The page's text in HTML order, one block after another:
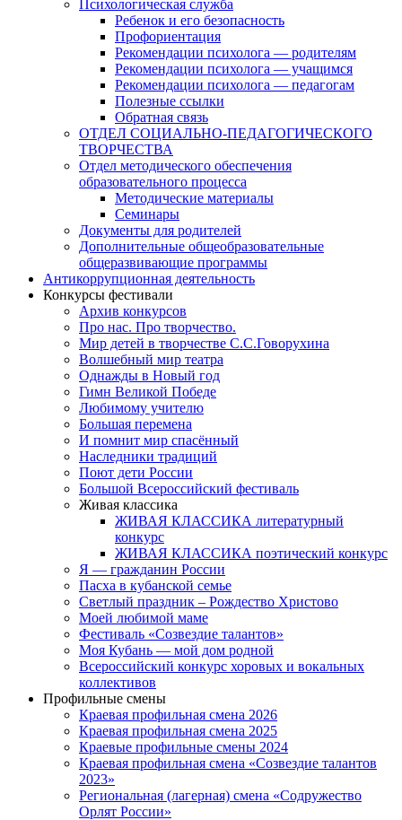
Психологическая служба
Ребенок и его безопасность
Профориентация
Рекомендации психолога — родителям
Рекомендации психолога — учащимся
Рекомендации психолога — педагогам
Полезные ссылки
Обратная связь
ОТДЕЛ СОЦИАЛЬНО-ПЕДАГОГИЧЕСКОГО
ТВОРЧЕСТВА
Отдел методического обеспечения
образовательного процесса
Методические материалы
Семинары
Документы для родителей
Дополнительные общеобразовательные
общеразвивающие программы
Антикоррупционная деятельность
Конкурсы фестивали
Архив конкурсов
Про нас. Про творчество.
Мир детей в творчестве С.С.Говорухина
Волшебный мир театра
Однажды в Новый год
Гимн Великой Победе
Любимому учителю
Большая перемена
И помнит мир спасённый
Наследники традиций
Поют дети России
Большой Всероссийский фестиваль
Живая классика
ЖИВАЯ КЛАССИКА литературный
конкурс
ЖИВАЯ КЛАССИКА поэтический конкурс
Я — гражданин России
Пасха в кубанской семье
Светлый праздник – Рождество Христово
Моей любимой маме
Фестиваль «Созвездие талантов»
Моя Кубань — мой дом родной
Всероссийский конкурс хоровых и вокальных
коллективов
Профильные смены
Краевая профильная смена 2026
Краевая профильная смена 2025
Краевые профильные смены 2024
Краевая профильная смена «Созвездие талантов
2023»
Региональная (лагерная) смена «Содружество
Орлят России»